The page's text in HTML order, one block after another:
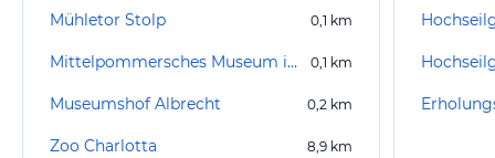
Mühletor Stolp 0,1 km
Mittelpommersches Museum in Stolp 0,1 km
Museumshof Albrecht 0,2 km
Zoo Charlotta 8,9 km